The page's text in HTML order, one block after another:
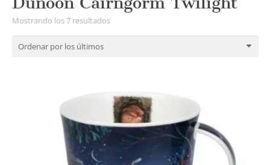
Mostrando los 7 resultadosOrdenado
por